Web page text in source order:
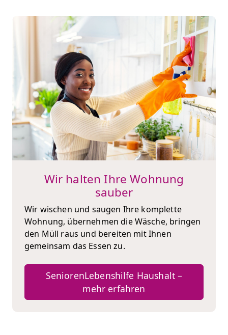
Wir halten Ihre Wohnung
sauber
Wir wischen und saugen Ihre komplette
Wohnung, übernehmen die Wäsche, bringen
den Müll raus und bereiten mit Ihnen
gemeinsam das Essen zu.
SeniorenLebenshilfe Haushalt –
mehr erfahren